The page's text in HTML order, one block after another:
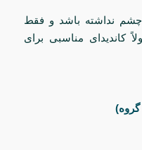
نداشته باشد و فقط
کاندیدای مناسبی برای